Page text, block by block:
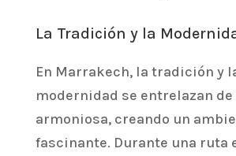
La Tradición y la
En Marrakech, la tradición y
modernidad se entrelazan
armoniosa, creando un
fascinante. Durante una ruta